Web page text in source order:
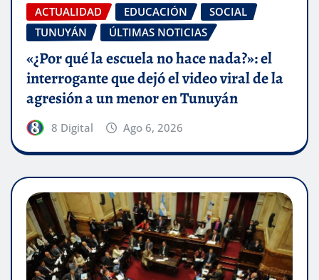
ACTUALIDAD EDUCACIÓN
SOCIAL
TUNUYÁN
ÚLTIMAS NOTICIAS
«¿Por qué la escuela no hace nada?»: el
interrogante que dejó el video viral de la
agresión a un menor en Tunuyán
8 Digital Ago 6, 2026